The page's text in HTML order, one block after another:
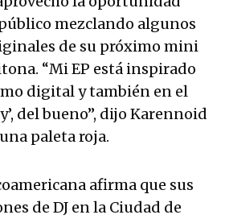
mezclando algunos
de su próximo mini
“Mi EP está inspirado
digital y también en el
del bueno”, dijo Karennoid
paleta roja.
afirma que sus
de DJ en la Ciudad de